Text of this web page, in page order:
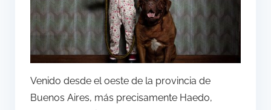
Venido desde el oeste de la provincia de
Buenos Aires, más precisamente Haedo,